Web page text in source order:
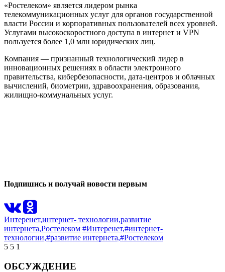
«Ростелеком» является лидером рынка
телекоммуникационных услуг для органов государственной
власти России и корпоративных пользователей всех уровней.
Услугами высокоскоростного доступа в интернет и VPN
пользуется более 1,0 млн юридических лиц.
Компания — признанный технологический лидер в
инновационных решениях в области электронного
правительства, кибербезопасности, дата-центров и облачных
вычислений, биометрии, здравоохранения, образования,
жилищно-коммунальных услуг.
Подпишись и получай новости первым
Интеренет,интернет- технологии,развитие
интернета,Ростелеком #Интеренет,#интернет-
технологии,#развитие интернета,#Ростелеком
5 5 1
ОБСУЖДЕНИЕ